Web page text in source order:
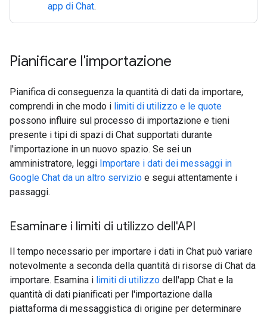
app di Chat.
Pianificare l'importazione
Pianifica di conseguenza la quantità di dati da importare,
comprendi in che modo i limiti di utilizzo e le quote
possono influire sul processo di importazione e tieni
presente i tipi di spazi di Chat supportati durante
l'importazione in un nuovo spazio. Se sei un
amministratore, leggi Importare i dati dei messaggi in
Google Chat da un altro servizio e segui attentamente i
passaggi.
Esaminare i limiti di utilizzo dell'API
Il tempo necessario per importare i dati in Chat può variare
notevolmente a seconda della quantità di risorse di Chat da
importare. Esamina i limiti di utilizzo dell'app Chat e la
quantità di dati pianificati per l'importazione dalla
piattaforma di messaggistica di origine per determinare